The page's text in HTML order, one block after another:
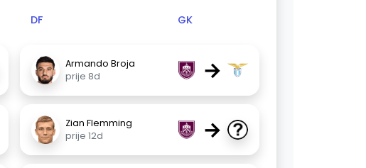
DF GK
Armando Broja
prije 8d
→
Zian Flemming
prije 12d
→